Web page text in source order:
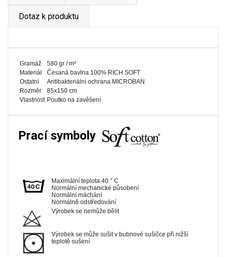
Dotaz k produktu
Gramáž
580 gr / m²
Materiál
Česaná bavlna 100% RICH SOFT
Ostatní
Antibakteriální ochrana MICROBAN
Rozměr
85x150 cm
Vlastnost Poutko na zavěšení
Prací symboly
Maximální teplota 40 ° C
Normální mechanické působení
Normální máchání
Normálně odstřeďování
Výrobek se nemůže bělit
Výrobek se může sušit v bubnové sušičce při nižší
teplotě sušení